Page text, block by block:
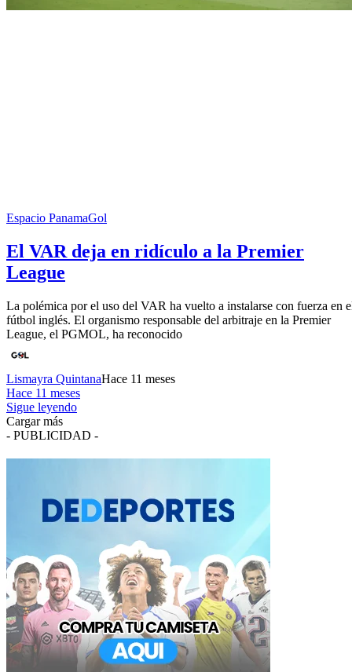
Espacio PanamaGol
El VAR deja en ridículo a la Premier
League
La polémica por el uso del VAR ha vuelto a instalarse con fuerza en
fútbol inglés. El organismo responsable del arbitraje en la Premier
League, el PGMOL, ha reconocido
Lismayra QuintanaHace 11 meses
Hace 11 meses
Sigue leyendo
Cargar más
- PUBLICIDAD -